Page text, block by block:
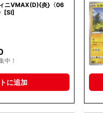
ニVMAX(D){炎}〈06
[SI]
中！
に追加